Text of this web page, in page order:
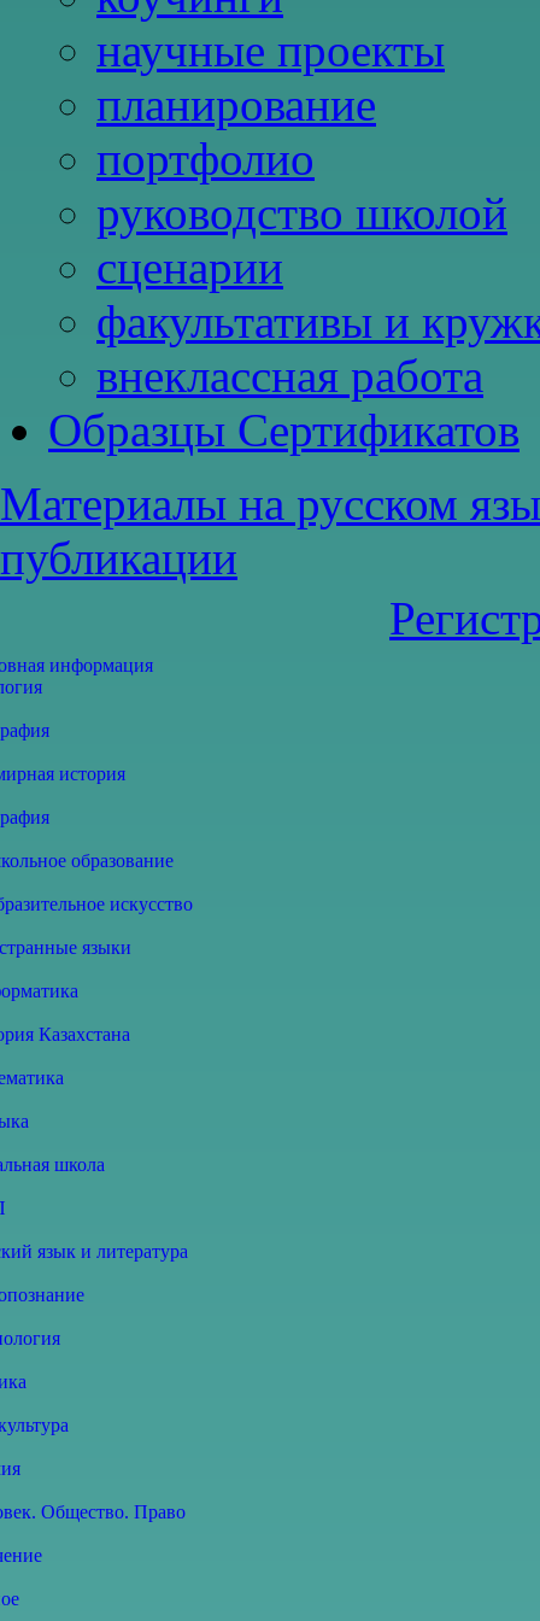
научные проекты
планирование
портфолио
руководство школой
сценарии
факультативы и
внеклассная работа
Образцы Сертификатов
Материалы на русском
публикации
информация
история
образование
искусство
языки
Казахстана
школа
язык и литература
Общество. Право